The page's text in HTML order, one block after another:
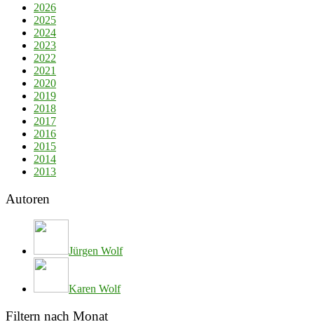
2026
2025
2024
2023
2022
2021
2020
2019
2018
2017
2016
2015
2014
2013
Autoren
Jürgen Wolf
Karen Wolf
Filtern nach Monat